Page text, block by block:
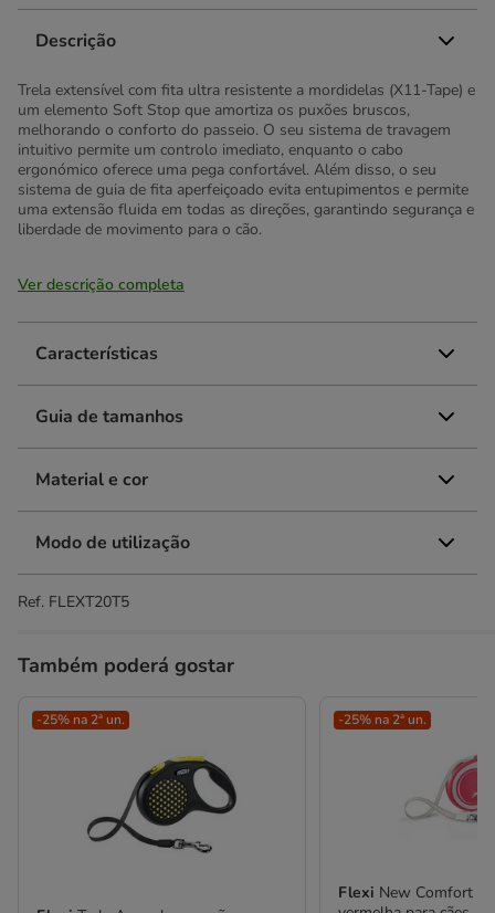
Descrição
Trela extensível com fita ultra resistente a mordidelas (X11-Tape) e
um elemento Soft Stop que amortiza os puxões bruscos,
melhorando o conforto do passeio. O seu sistema de travagem
intuitivo permite um controlo imediato, enquanto o cabo
ergonómico oferece uma pega confortável. Além disso, o seu
sistema de guia de fita aperfeiçoado evita entupimentos e permite
uma extensão fluida em todas as direções, garantindo segurança e
liberdade de movimento para o cão.
Ver descrição completa
Características
Guia de tamanhos
Material e cor
Modo de utilização
Ref. FLEXT20T5
Também poderá gostar
-25% na 2ª un. -25% na 2ª un.
Flexi New Comfort